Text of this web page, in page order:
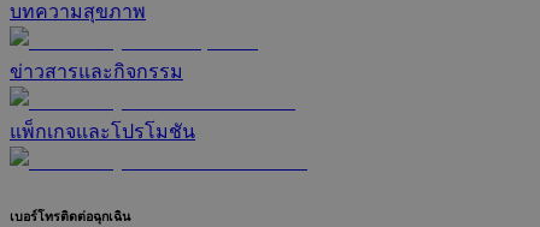
บทความสุขภาพ
ข่าวสารและกิจกรรม
แพ็กเกจและโปรโมชัน
เบอร์โทรติดต่อฉุกเฉิน